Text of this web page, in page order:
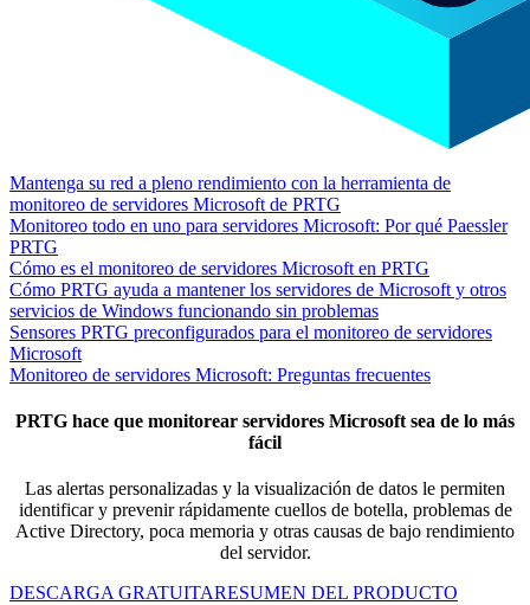
Mantenga su red a pleno rendimiento con la herramienta de
monitoreo de servidores Microsoft de PRTG
Monitoreo todo en uno para servidores Microsoft: Por qué Paessler
PRTG
Cómo es el monitoreo de servidores Microsoft en PRTG
Cómo PRTG ayuda a mantener los servidores de Microsoft y otros
servicios de Windows funcionando sin problemas
Sensores PRTG preconfigurados para el monitoreo de servidores
Microsoft
Monitoreo de servidores Microsoft: Preguntas frecuentes
PRTG hace que monitorear servidores Microsoft sea de lo más
fácil
Las alertas personalizadas y la visualización de datos le permiten
identificar y prevenir rápidamente cuellos de botella, problemas de
Active Directory, poca memoria y otras causas de bajo rendimiento
del servidor.
DESCARGA GRATUITARESUMEN DEL PRODUCTO